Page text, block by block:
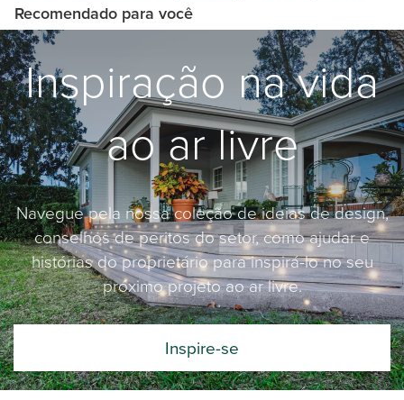
Recomendado para você
Inspiração na vida
ao ar livre
Navegue pela nossa coleção de ideias de design,
conselhos de peritos do setor, como ajudar e
histórias do proprietário para inspirá-lo no seu
próximo projeto ao ar livre.
Inspire-se